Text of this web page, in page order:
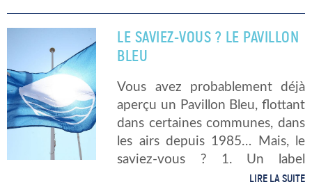
LE SAVIEZ-VOUS ? LE PAVILLON
BLEU
Vous avez probablement déjà
aperçu un Pavillon Bleu, flottant
dans certaines communes, dans
les airs depuis 1985… Mais, le
saviez-vous ? 1. Un label
touristique mais pas que… Le
LIRE LA SUITE